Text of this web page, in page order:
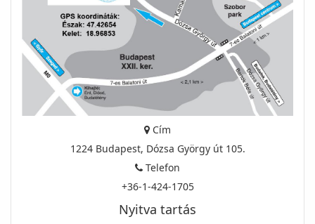
Cím
1224 Budapest, Dózsa György út 105.
Telefon
+36-1-424-1705
Nyitva tartás